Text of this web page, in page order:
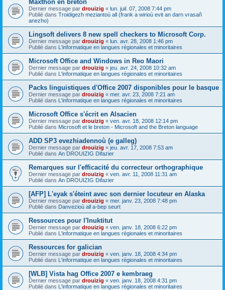
Maxthon en breton
Dernier message par drouizig « lun. juil. 07, 2008 7:44 pm
Publié dans Troidigezh meziantoù all (frank a wirioù evit an darn vrasañ
anezho)
Lingsoft delivers 8 new spell checkers to Microsoft Corp.
Dernier message par drouizig « lun. avr. 28, 2008 1:46 pm
Publié dans L'informatique en langues régionales et minoritaires
Microsoft Office and Windows in Reo Maori
Dernier message par drouizig « jeu. avr. 24, 2008 10:32 am
Publié dans L'informatique en langues régionales et minoritaires
Packs linguistiques d'Office 2007 disponibles pour le basque
Dernier message par drouizig « mer. avr. 23, 2008 7:21 am
Publié dans L'informatique en langues régionales et minoritaires
Microsoft Office s'écrit en Alsacien
Dernier message par drouizig « ven. avr. 18, 2008 12:14 pm
Publié dans Microsoft et le breton - Microsoft and the Breton language
ADD SP3 evezhiadennoù (e galleg)
Dernier message par drouizig « jeu. avr. 17, 2008 7:53 am
Publié dans An DROUIZIG Difazier
Remarques sur l'efficacité du correcteur orthographique
Dernier message par drouizig « ven. avr. 11, 2008 11:31 am
Publié dans An DROUIZIG Difazier
[AFP] L'eyak s'éteint avec son dernier locuteur en Alaska
Dernier message par drouizig « mer. janv. 23, 2008 7:48 pm
Publié dans Danvezioù all a-bep seurt
Ressources pour l'Inuktitut
Dernier message par drouizig « ven. janv. 18, 2008 6:22 pm
Publié dans L'informatique en langues régionales et minoritaires
Ressources for galician
Dernier message par drouizig « ven. janv. 18, 2008 4:34 pm
Publié dans L'informatique en langues régionales et minoritaires
[WLB] Vista hag Office 2007 e kembraeg
Dernier message par drouizig « ven. janv. 18, 2008 4:31 pm
Publié dans L'informatique en langues régionales et minoritaires